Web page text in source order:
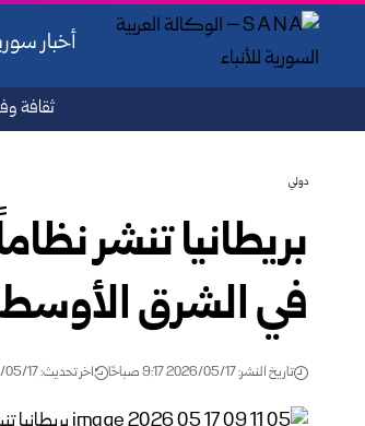
أخبار
ثقافة
دولي
بريطانيا تنشر
في الشرق
تاريخ النشر: 2026/05/17 9:17 صباحًا اخر تحديث: 2026/05/17 9:17 صباحًا